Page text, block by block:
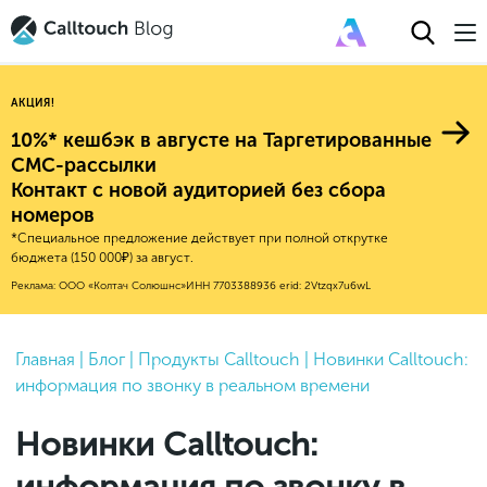
Авторитейл
Финансы
Е-коммерс
Недвижимость
HoReCa
Бьюти
Услуги
2025
2024
2022
2021
2020
2019
Новые продукты
Эксплейнеры
Обновления продуктов Calltouch
Обучение работы с инструментами
Calltouch
Индекс здоровья российского
Mental Health
Привлечение
Конверсия
Аналитика
Процессы и управление
Callday
MeetUp
Вебинары и практикумы
АКЦИЯ!
10%* кешбэк в августе на Таргетированные
СМС-рассылки
Контакт с новой аудиторией без сбора
номеров
*Специальное предложение действует при полной открутке
бюджета (150 000₽) за август.
Реклама: ООО «Колтач Солюшнс»ИНН 7703388936 erid: 2Vtzqx7u6wL
Главная Блог Продукты Calltouch
Новинки Calltouch:
информация по звонку в реальном времени
Новинки Calltouch: